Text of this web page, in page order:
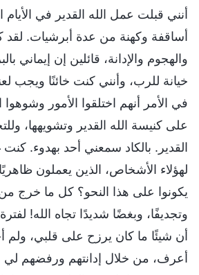
أنني قبلت عمل الله القدير في
أساقفة وكهنة من عدة أبرشيات. لقد
والهجوم والإدانة، قائلين إن إيماني
خيانة للرب، وأنني كنت خائنًا ويجب
في الأمر أنهم اختلقوا الأمور وشوهوا
على كنيسة الله القدير وتشويهها،
القدير. بالكاد سمعني أحد بهدوء.
لهؤلاء الأشخاص، الذين يعملون
يكونوا على هذا النحو؟ كل ما خرج من
وتجديفًا، وبغضًا شديدًا تجاه الله!
أن شيئًا ما كان يرزح على قلبي،
أعرف، من خلال إدانتهم ورفضهم لي